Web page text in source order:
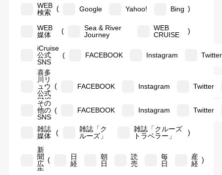
WEB
検索
( Google Yahoo! Bing )
WEB
媒体
(
Sea & River
Journey
WEB
CRUISE
)
iCruise
公式
SNS
( FACEBOOK Instagram Twitter
喜多
川リ
ュウ
公式
SNS
( FACEBOOK Instagram Twitter
その
他の
SNS
( FACEBOOK Instagram Twitter
雑誌
媒体
(
雑誌「ク
ルーズ」
雑誌「クルーズ
トラベラー」
)
新
聞
広
告
(
日
経
朝
日
読
売
毎
日
産
経 )